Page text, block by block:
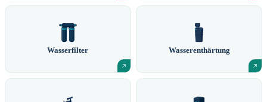
Wasserfilter Wasserenthärtung